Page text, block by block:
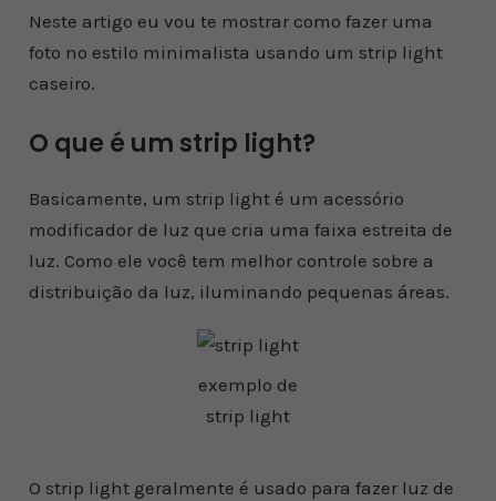
Neste artigo eu vou te mostrar como fazer uma
foto no estilo minimalista usando um strip light
caseiro.
O que é um strip light?
Basicamente, um strip light é um acessório
modificador de luz que cria uma faixa estreita de
luz. Como ele você tem melhor controle sobre a
distribuição da luz, iluminando pequenas áreas.
exemplo de
strip light
O strip light geralmente é usado para fazer luz de